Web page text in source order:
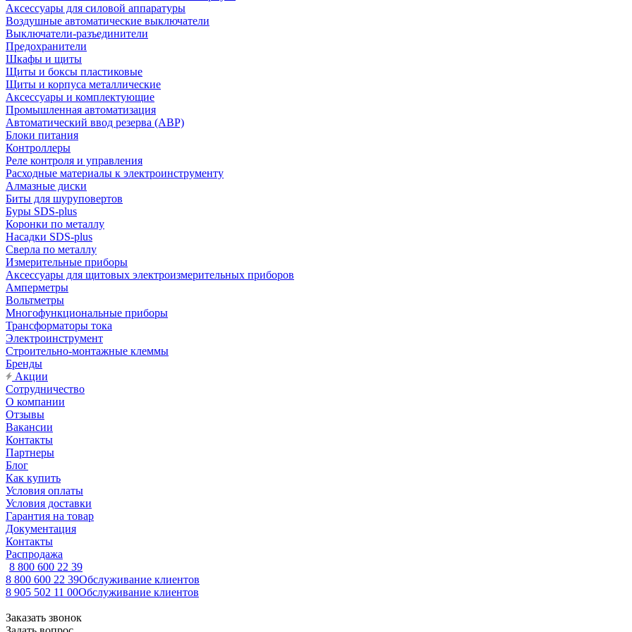
Аксессуары для силовой аппаратуры
Воздушные автоматические выключатели
Выключатели-разъединители
Предохранители
Шкафы и щиты
Щиты и боксы пластиковые
Щиты и корпуса металлические
Аксессуары и комплектующие
Промышленная автоматизация
Автоматический ввод резерва (АВР)
Блоки питания
Контроллеры
Реле контроля и управления
Расходные материалы к электроинструменту
Алмазные диски
Биты для шуруповертов
Буры SDS-plus
Коронки по металлу
Насадки SDS-plus
Сверла по металлу
Измерительные приборы
Аксессуары для щитовых электроизмерительных приборов
Амперметры
Вольтметры
Многофункциональные приборы
Трансформаторы тока
Электроинструмент
Строительно-монтажные клеммы
Бренды
Акции
Сотрудничество
О компании
Отзывы
Вакансии
Контакты
Партнеры
Блог
Как купить
Условия оплаты
Условия доставки
Гарантия на товар
Документация
Контакты
Распродажа
8 800 600 22 39
8 800 600 22 39Обслуживание клиентов
8 905 502 11 00Обслуживание клиентов
Заказать звонок